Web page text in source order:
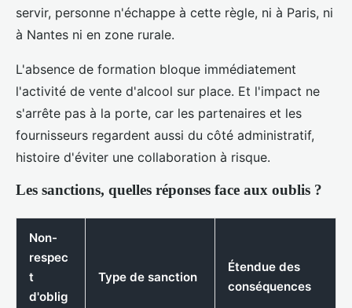
servir, personne n'échappe à cette règle, ni à Paris, ni
à Nantes ni en zone rurale.
L'absence de formation bloque immédiatement
l'activité de vente d'alcool sur place. Et l'impact ne
s'arrête pas à la porte, car les partenaires et les
fournisseurs regardent aussi du côté administratif,
histoire d'éviter une collaboration à risque.
Les sanctions, quelles réponses face aux oublis ?
Non-
respec
t
d'oblig
Type de sanction
Étendue des
conséquences